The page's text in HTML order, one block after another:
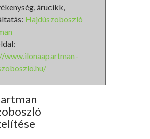
árucikk,
Hajdúszoboszló
www.ilonaapartman-